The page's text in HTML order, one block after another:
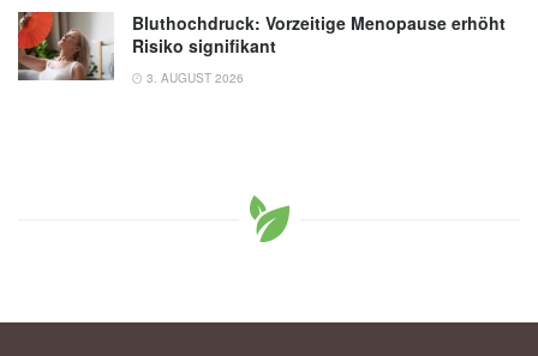
Bluthochdruck: Vorzeitige Menopause erhöht
Risiko signifikant
3. AUGUST 2026